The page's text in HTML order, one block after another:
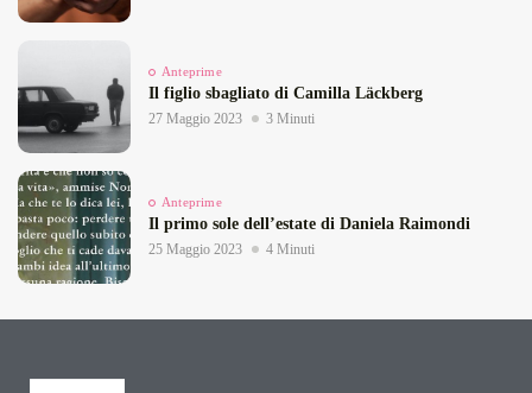
Anteprime
Il figlio sbagliato di Camilla Läckberg
27 Maggio 2023 3 Minuti
Anteprime
Il primo sole dell’estate di Daniela Raimondi
25 Maggio 2023 4 Minuti